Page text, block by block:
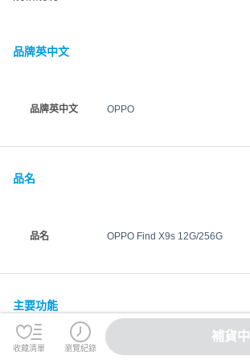
品牌英中文
品牌英中文 OPPO
品名
品名 OPPO Find X9s 12G/256G
主要功能
收藏清單 瀏覽紀錄
補貨中